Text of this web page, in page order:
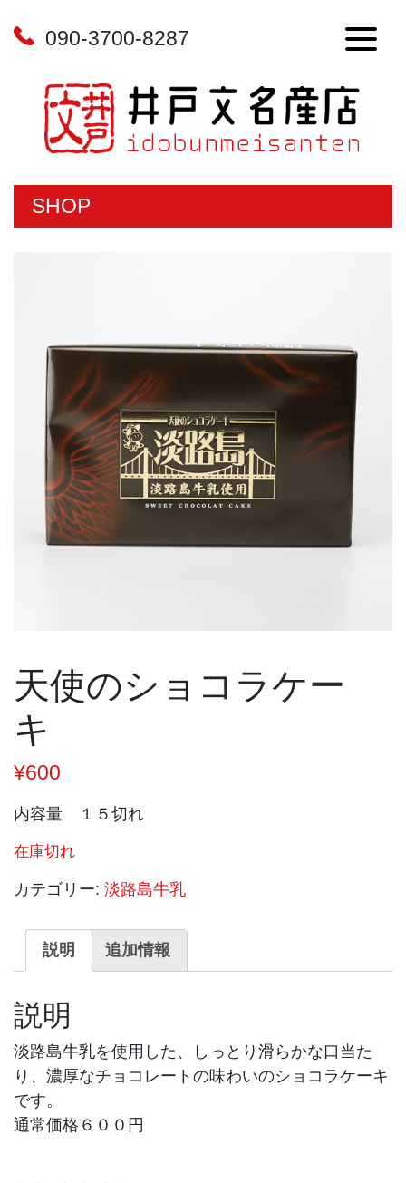
090-3700-8287
SHOP
天使のショコラケー
キ
¥600
内容量 １５切れ
在庫切れ
カテゴリー: 淡路島牛乳
説明 追加情報
説明
淡路島牛乳を使用した、しっとり滑らかな口当た
り、濃厚なチョコレートの味わいのショコラケーキ
です。
通常価格６００円